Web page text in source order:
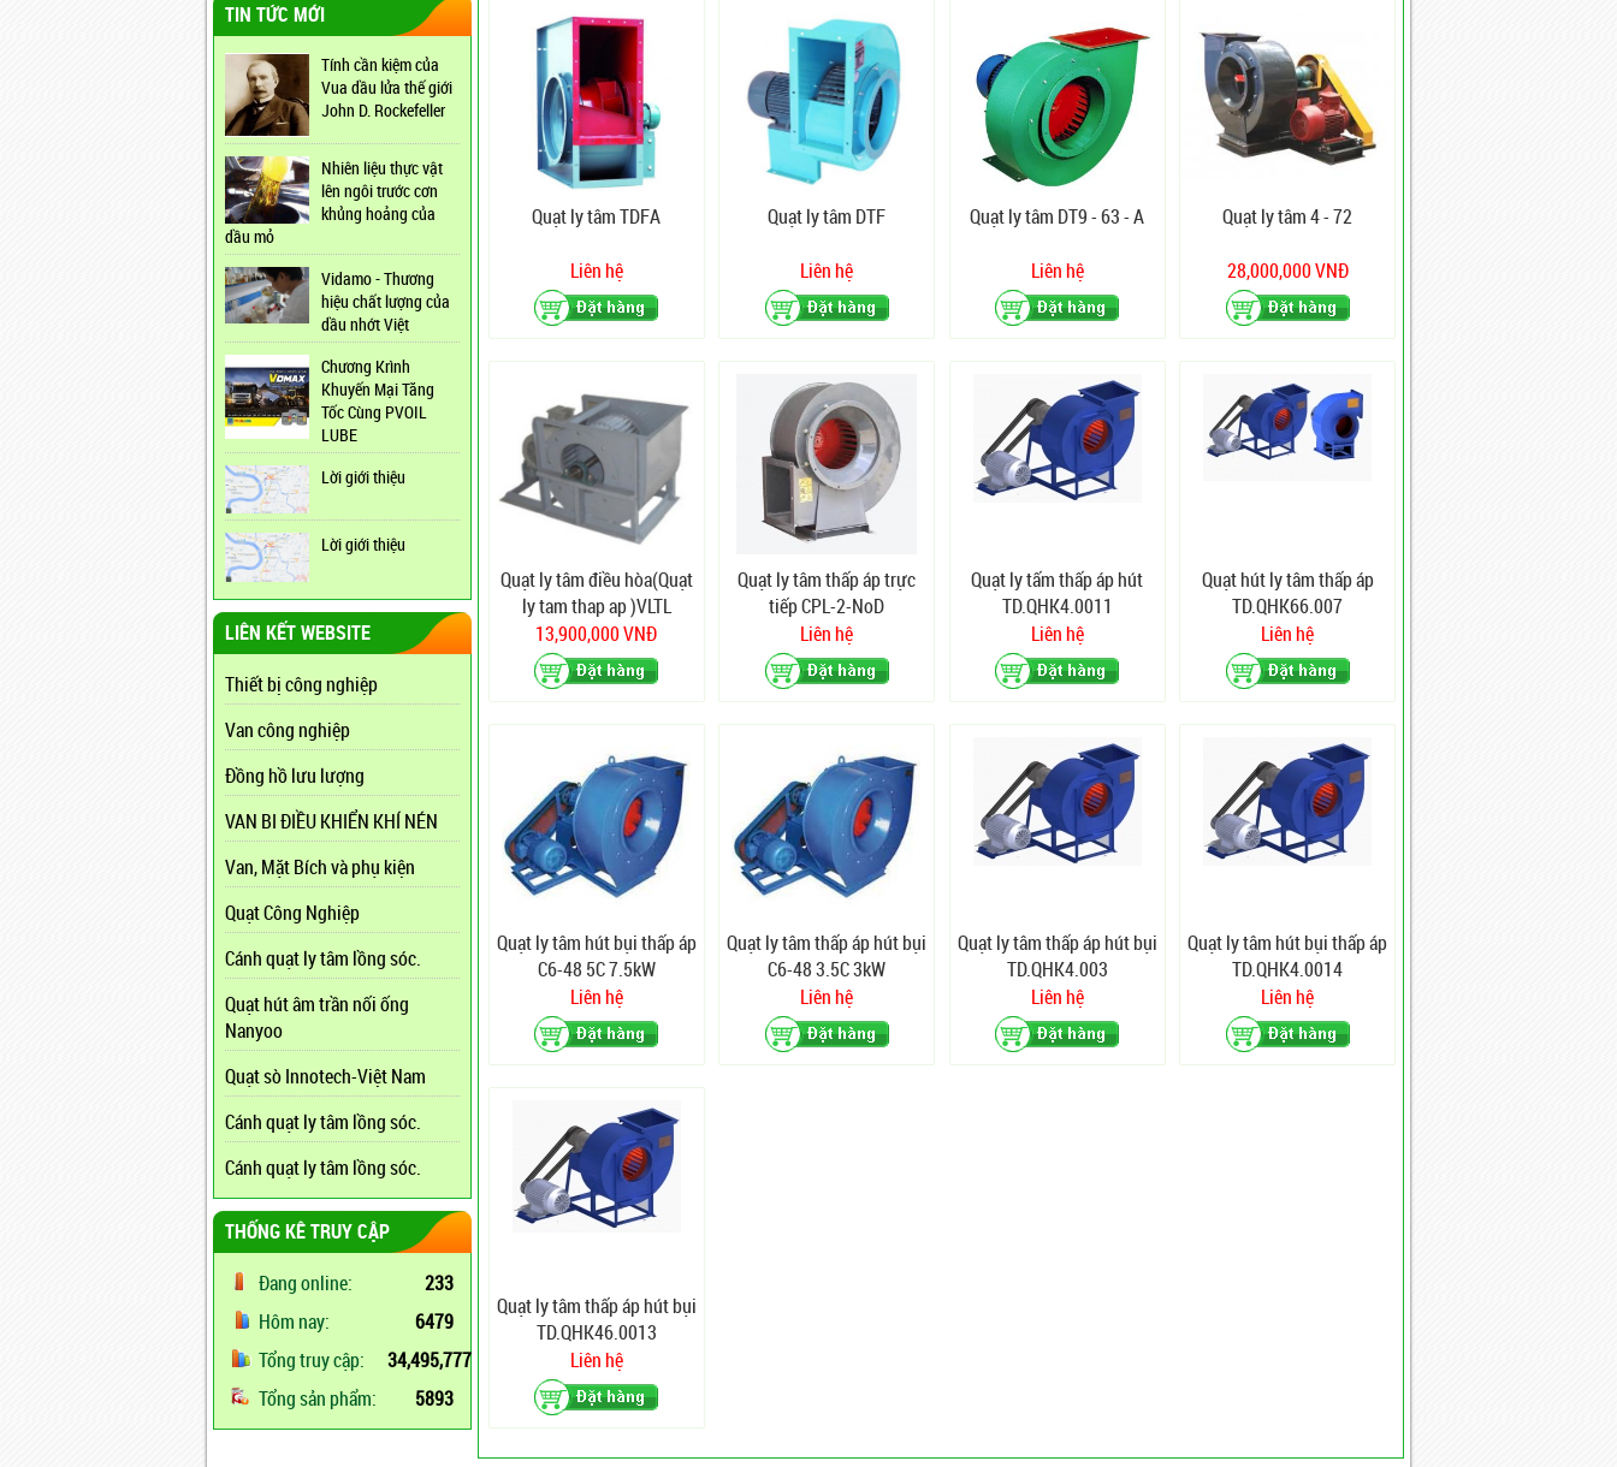
TIN TỨC MỚI
Tính cần kiệm của
Vua dầu lửa thế giới
John D. Rockefeller
Nhiên liệu thực vật
lên ngôi trước cơn
khủng hoảng của
dầu mỏ
Vidamo - Thương
hiệu chất lượng của
dầu nhớt Việt
Chương Krình
Khuyến Mại Tăng
Tốc Cùng PVOIL
LUBE
Lời giới thiệu
Lời giới thiệu
LIÊN KẾT WEBSITE
Thiết bị công nghiệp
Van công nghiệp
Đồng hồ lưu lượng
VAN BI ĐIỀU KHIỂN KHÍ NÉN
Van, Mặt Bích và phụ kiện
Quạt Công Nghiệp
Cánh quạt ly tâm lồng sóc.
Quạt hút âm trần nối ống
Nanyoo
Quạt sò Innotech-Việt Nam
Cánh quạt ly tâm lồng sóc.
Cánh quạt ly tâm lồng sóc.
THỐNG KÊ TRUY CẬP
Đang online:
233
Hôm nay:
6479
Tổng truy cập:
34,495,777
Tổng sản phẩm:
5893
Quạt ly tâm TDFA
Liên hệ
Quạt ly tâm DTF
Liên hệ
Quạt ly tâm DT9 - 63 - A
Liên hệ
Quạt ly tâm 4 - 72
28,000,000 VNĐ
Quạt ly tâm điều hòa(Quạt
ly tam thap ap )VLTL
13,900,000 VNĐ
Quạt ly tâm thấp áp trực
tiếp CPL-2-NoD
Liên hệ
Quạt ly tấm thấp áp hút
TD.QHK4.0011
Liên hệ
Quạt hút ly tâm thấp áp
TD.QHK66.007
Liên hệ
Quạt ly tâm hút bụi thấp áp
C6-48 5C 7.5kW
Liên hệ
Quạt ly tâm thấp áp hút bụi
C6-48 3.5C 3kW
Liên hệ
Quạt ly tâm thấp áp hút bụi
TD.QHK4.003
Liên hệ
Quạt ly tâm hút bụi thấp áp
TD.QHK4.0014
Liên hệ
Quạt ly tâm thấp áp hút bụi
TD.QHK46.0013
Liên hệ